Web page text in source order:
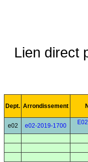
Lien direct
Dept. Arrondissement
e02 e02-2019-1700